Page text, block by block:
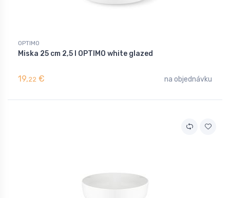
OPTIMO
Miska 25 cm 2,5 l OPTIMO white glazed
19,22 € na objednávku